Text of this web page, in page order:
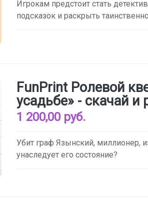
Игрокам предстоит стать
подсказок и раскрыть
FunPrint Ролевой
усадьбе» - скачай и
1 200,00 руб.
Убит граф Язынский, миллионер,
унаследует его состояние?